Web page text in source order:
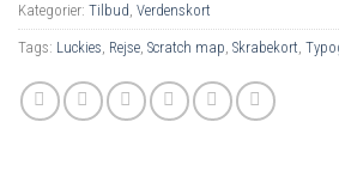
Kategorier: Tilbud, Verdenskort
Tags: Luckies, Rejse, Scratch map, Skrabekort,